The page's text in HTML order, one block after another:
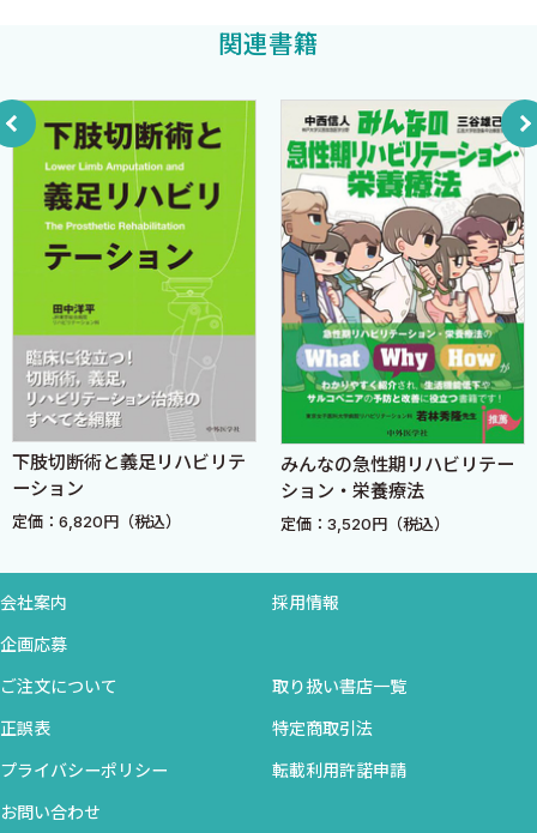
Ａ．精神状態（意識状態・見当識・記憶・計算）
Ｂ．運動機能（筋緊張，筋力，筋萎縮，協調運動）
Ｃ．反射（腱反射・病的反射）
Ｄ．感覚（表在感覚・深部感覚）
Ｅ．起立と歩行
Ｆ．髄膜刺激徴候
Ｇ．膀胱直腸障害
II―2．神経疾患診断学〜神経症候学
Ａ．意識障害 〈森田陽子〉
I．意識障害の機序
II．意識障害の分類・評価法
III．意識障害の診断
IV．意識障害に関連した状態
Ａ．特殊な意識障害
Ｃ．遷延性植物状態
I．記憶の障害
Ａ．記憶の分類
Ｂ．記憶の機序
Ｄ．一過性全健忘
関連書籍
下肢切断術と義足リハビリテ
ーション
定価：6,820円（税込）
みんなの急性期リハビリテー
ション・栄養療法
定価：3,520円（税込）
会社案内 採用情報
企画応募
ご注文について 取り扱い書店一覧
正誤表 特定商取引法
プライバシーポリシー 転載利用許諾申請
お問い合わせ